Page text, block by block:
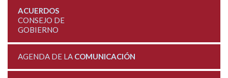
ACUERDOS
CONSEJO DE
GOBIERNO
AGENDA DE LA COMUNICACIÓN